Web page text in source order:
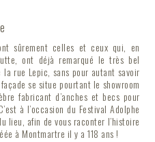
sûrement celles et ceux qui, en
ont déjà remarqué le très bel
rue Lepic, sans pour autant savoir
se situe pourtant le showroom
fabricant d’anches et becs pour
à l’occasion du Festival Adolphe
lieu, afin de vous raconter l’histoire
à Montmartre il y a 118 ans !